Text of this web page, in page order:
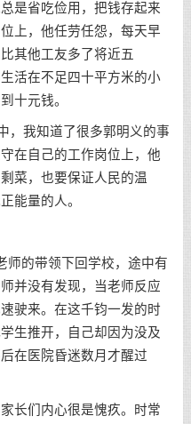
是省吃俭用，把钱存起来
上，他任劳任怨，每天早
其他工友多了将近五
活在不足四十平方米的小
十元钱。
，我知道了很多郭明义的事
在自己的工作岗位上，他
菜，也要保证人民的温
能量的人。
师的带领下回学校，途中有
并没有发现，当老师反应
驶来。在这千钧一发的时
生推开，自己却因为没及
在医院昏迷数月才醒过
长们内心很是愧疚。时常